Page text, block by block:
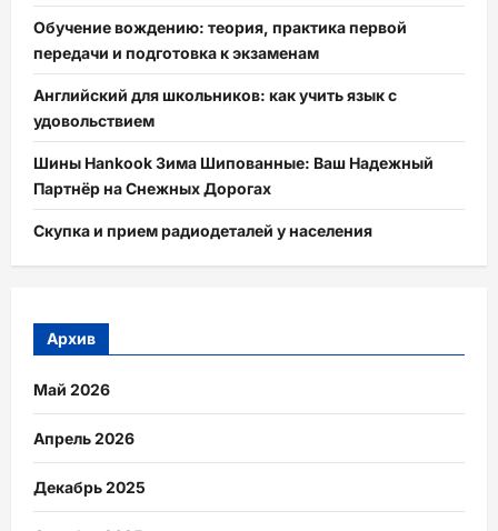
Обучение вождению: теория, практика первой
передачи и подготовка к экзаменам
Английский для школьников: как учить язык с
удовольствием
Шины Hankook Зима Шипованные: Ваш Надежный
Партнёр на Снежных Дорогах
Скупка и прием радиодеталей у населения
Архив
Май 2026
Апрель 2026
Декабрь 2025